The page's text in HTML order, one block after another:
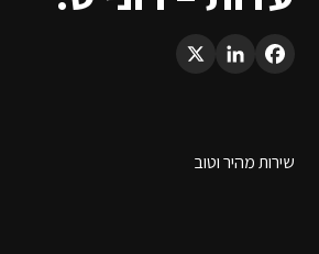
Facebook
LinkedIn
X
שירות מהיר וטוב